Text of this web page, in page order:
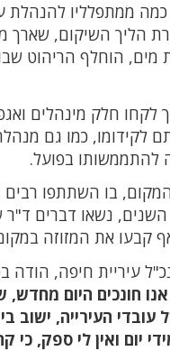
כמה ממתפלליו
הליך השיקום, שארך
מים, הוחלף הריהוט
לקחו חלק מינהלים
לקידומו, כמו גם
להתממשותו בפועל.
בו השתתפו רבים
נשאו דברים ד"ר
קבעו את המזוזה
עיריית חיפה,
חונכים היום
עובדי העירייה, ישוב
יום ואין לי ספק,